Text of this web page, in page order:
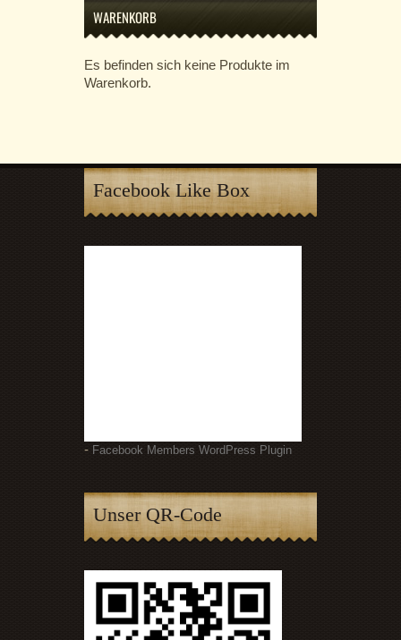
WARENKORB
Es befinden sich keine Produkte im
Warenkorb.
Facebook Like Box
- Facebook Members WordPress Plugin
Unser QR-Code